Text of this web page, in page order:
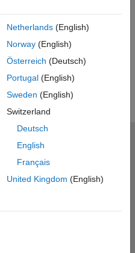
Netherlands(English)
Norway(English)
Österreich (Deutsch)
Portugal(English)
Sweden (English)
Switzerland
Deutsch
English
Français
United Kingdom (English)